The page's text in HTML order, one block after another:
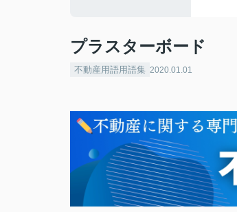
プラスターボード
不動産用語用語集 2020.01.01